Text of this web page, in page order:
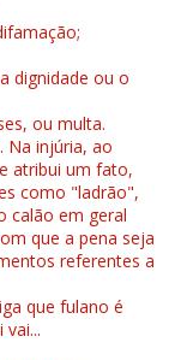
dignidade ou o
ou multa.
Na injúria, ao
atribui um fato,
como "ladrão",
calão em geral
que a pena seja
referentes a
que fulano é